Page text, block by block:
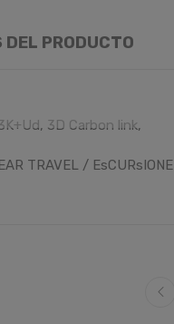
DEL PRODUCTO
3D Carbon link,
TRAVEL / EsCURsIONE
MT4 Rear Brake Flat